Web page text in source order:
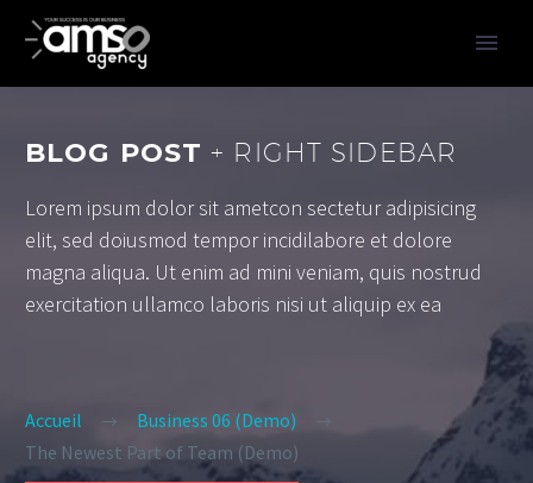
BLOG POST+ RIGHT SIDEBAR
Lorem ipsum dolor sit ametcon sectetur adipisicing
elit, sed doiusmod tempor incidilabore et dolore
magna aliqua. Ut enim ad mini veniam, quis nostrud
exercitation ullamco laboris nisi ut aliquip ex ea
Accueil
Business 06 (Demo)
The Newest Part of Team (Demo)